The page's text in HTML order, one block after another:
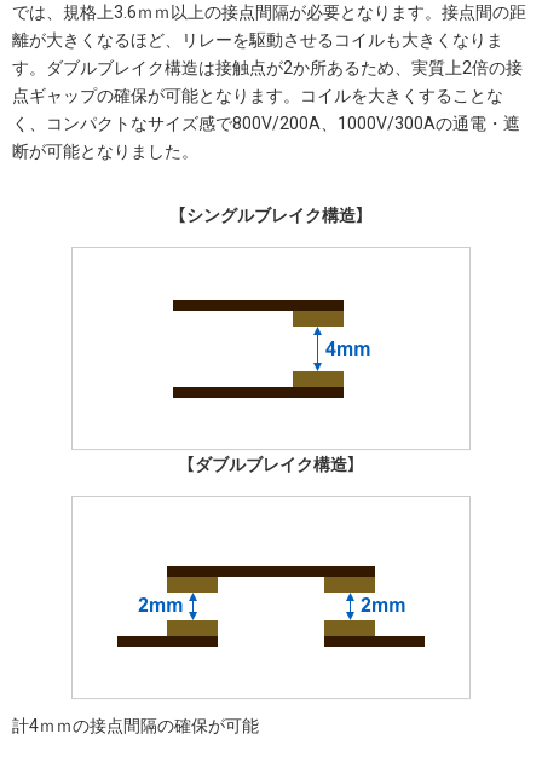
では、規格上3.6ｍｍ以上の接点間隔が必要となります。接点間の距
離が大きくなるほど、リレーを駆動させるコイルも大きくなりま
す。ダブルブレイク構造は接触点が2か所あるため、実質上2倍の接
点ギャップの確保が可能となります。コイルを大きくすることな
く、コンパクトなサイズ感で800V/200A、1000V/300Aの通電・遮
断が可能となりました。
【シングルブレイク構造】
【ダブルブレイク構造】
計4ｍｍの接点間隔の確保が可能